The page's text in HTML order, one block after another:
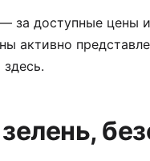
за доступные цены
активно